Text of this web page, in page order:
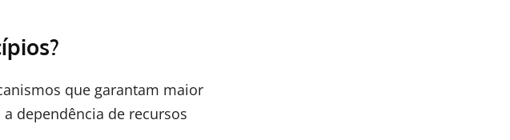
que garantam maior
dependência de recursos